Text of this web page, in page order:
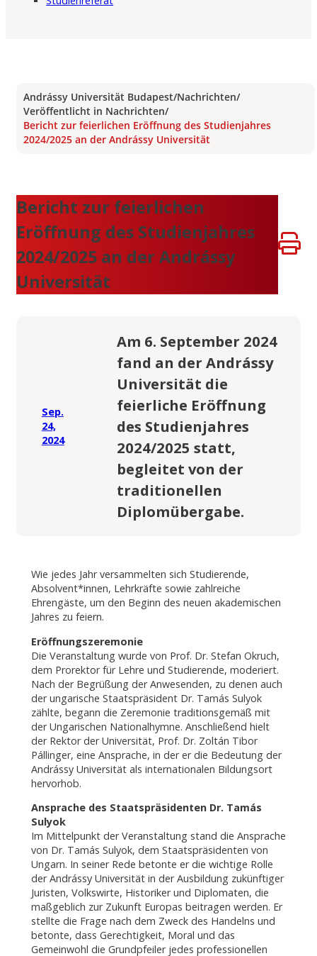
Andrássy Universität Budapest/Nachrichten/
Veröffentlicht in Nachrichten/
Bericht zur feierlichen Eröffnung des Studienjahres
2024/2025 an der Andrássy Universität
Bericht zur feierlichen
Eröffnung des Studienjahres
2024/2025 an der Andrássy
Universität
Sep.
24,
2024
Am 6. September 2024
fand an der Andrássy
Universität die
feierliche Eröffnung
des Studienjahres
2024/2025 statt,
begleitet von der
traditionellen
Diplomübergabe.
Wie jedes Jahr versammelten sich Studierende,
Absolvent*innen, Lehrkräfte sowie zahlreiche
Ehrengäste, um den Beginn des neuen akademischen
Jahres zu feiern.
Eröffnungszeremonie
Die Veranstaltung wurde von Prof. Dr. Stefan Okruch,
dem Prorektor für Lehre und Studierende, moderiert.
Nach der Begrüßung der Anwesenden, zu denen auch
der ungarische Staatspräsident Dr. Tamás Sulyok
zählte, begann die Zeremonie traditionsgemäß mit
der Ungarischen Nationalhymne. Anschließend hielt
der Rektor der Universität, Prof. Dr. Zoltán Tibor
Pállinger, eine Ansprache, in der er die Bedeutung der
Andrássy Universität als internationalen Bildungsort
hervorhob.
Ansprache des Staatspräsidenten Dr. Tamás
Sulyok
Im Mittelpunkt der Veranstaltung stand die Ansprache
von Dr. Tamás Sulyok, dem Staatspräsidenten von
Ungarn. In seiner Rede betonte er die wichtige Rolle
der Andrássy Universität in der Ausbildung zukünftiger
Juristen, Volkswirte, Historiker und Diplomaten, die
maßgeblich zur Zukunft Europas beitragen werden. Er
stellte die Frage nach dem Zweck des Handelns und
betonte, dass Gerechtigkeit, Moral und das
Gemeinwohl die Grundpfeiler jedes professionellen